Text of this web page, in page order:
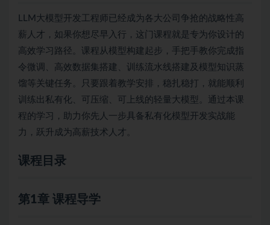
LLM大模型开发工程师已经成为各大公司争抢的战略性高
薪人才，如果你想尽早入行，这门课程就是专为你设计的
高效学习路径。课程从模型构建起步，手把手教你完成指
令微调、高效数据集搭建、训练流水线搭建及模型知识蒸
馏等关键任务。只要跟着教学安排，稳扎稳打，就能顺利
训练出私有化、可压缩、可上线的轻量大模型。通过本课
程的学习，助力你先人一步具备私有化模型开发实战能
力，跃升成为高薪技术人才。
课程目录
第1章 课程导学